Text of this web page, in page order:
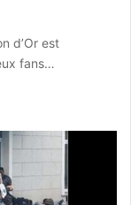
d’Or est
fans…